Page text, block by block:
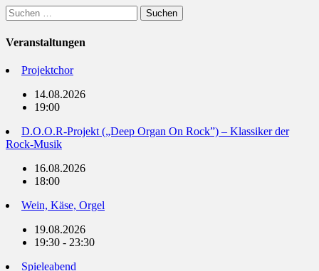
Suchen
nach:
Veranstaltungen
Projektchor
14.08.2026
19:00
D.O.O.R-Projekt („Deep Organ On Rock”) – Klassiker der
Rock-Musik
16.08.2026
18:00
Wein, Käse, Orgel
19.08.2026
19:30 - 23:30
Spieleabend